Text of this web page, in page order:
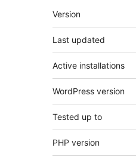
Meta
Version
Last updated
Active installations
WordPress version
Tested up to
PHP version